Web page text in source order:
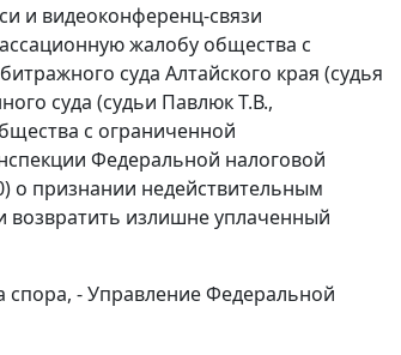
и видеоконференц-связи
жалобу общества с
суда Алтайского края (судья
суда (судьи Павлюк Т.В.,
с ограниченной
Федеральной налоговой
о признании недействительным
возвратить излишне уплаченный
спора, - Управление Федеральной